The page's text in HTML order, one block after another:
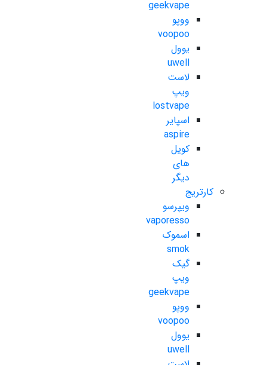
geekvape
ووپو
voopoo
یوول
uwell
لاست
ویپ
lostvape
اسپایر
aspire
کویل
های
دیگر
کارتریج
ویپرسو
vaporesso
اسموک
smok
گیک
ویپ
geekvape
ووپو
voopoo
یوول
uwell